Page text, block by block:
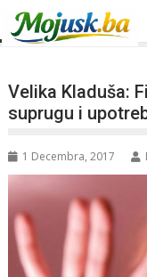
Velika Kladuša:
suprugu i
1 Decembra, 2017